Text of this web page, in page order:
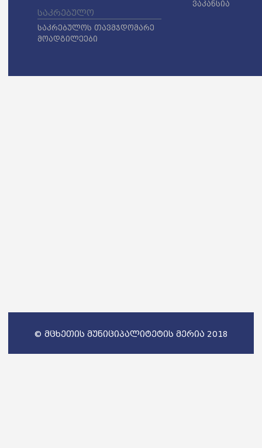
საკრებულო
საკრებულოს თავმჯდომარე
მოადგილეები
ვაკანსია
© მცხეთის მუნიციპალიტეტის მერია 2018